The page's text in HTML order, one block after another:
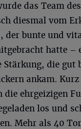
das Team des
diesmal vom
der bunte und
hatte –
die gut
ankam. Kurz
ehrgeizigen
los und
Mehr als 40